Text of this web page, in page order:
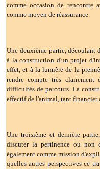
comme occasion de rencontre
comme moyen de réassurance.
Une deuxième partie, découlant
à la construction d'un projet
effet, et à la lumière de la
rendre compte très
difficultés de parcours. La
effectif de l'animal, tant financier
Une troisième et dernière
discuter la pertinence ou non
également comme mission
quelles autres perspectives ce